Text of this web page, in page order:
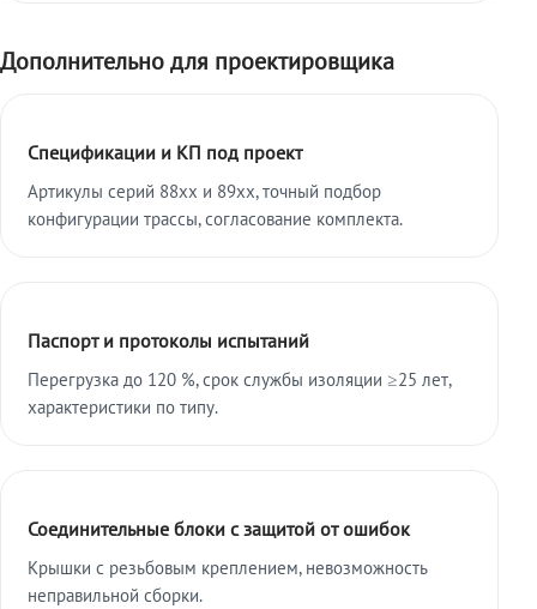
Дополнительно для проектировщика
Спецификации и КП под проект
Артикулы серий 88xx и 89xx, точный подбор
конфигурации трассы, согласование комплекта.
Паспорт и протоколы испытаний
Перегрузка до 120 %, срок службы изоляции ≥25 лет,
характеристики по типу.
Соединительные блоки с защитой от ошибок
Крышки с резьбовым креплением, невозможность
неправильной сборки.